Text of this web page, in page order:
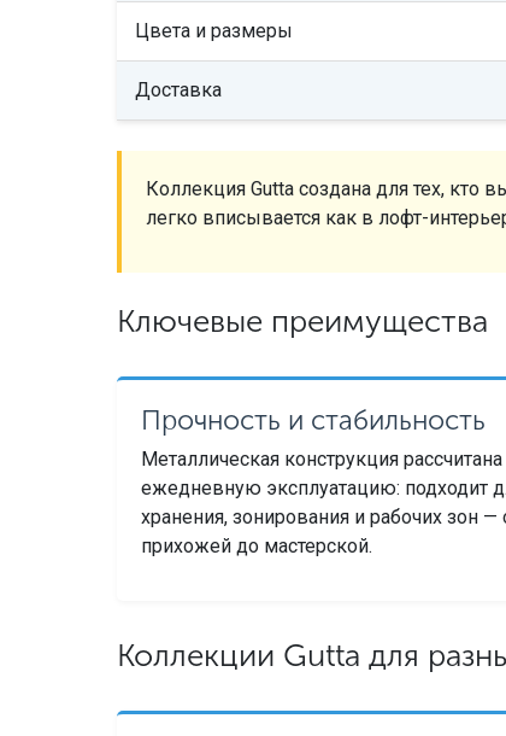
Цвета и размеры
Доставка
Коллекция Gutta создана для тех,
легко вписывается как в лофт-
Ключевые преимущества
Прочность и стабильность
Металлическая конструкция рассчитана
ежедневную эксплуатацию: подходит
хранения, зонирования и рабочих зон —
прихожей до мастерской.
Коллекции Gutta для